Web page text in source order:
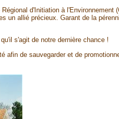
d'Initiation à l'Environnement
un allié précieux. Garant de la
s'agit de notre dernière chance !
afin de sauvegarder et de